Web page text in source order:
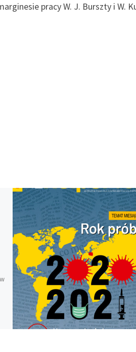
pracy W. J. Burszty i W.